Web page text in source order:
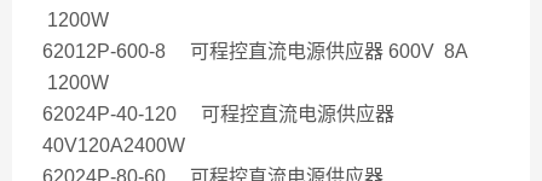
1200W
62012P-600-8 可程控直流电源供应器 600V 8A
1200W
62024P-40-120 可程控直流电源供应器
40V120A2400W
62024P-80-60 可程控直流电源供应器